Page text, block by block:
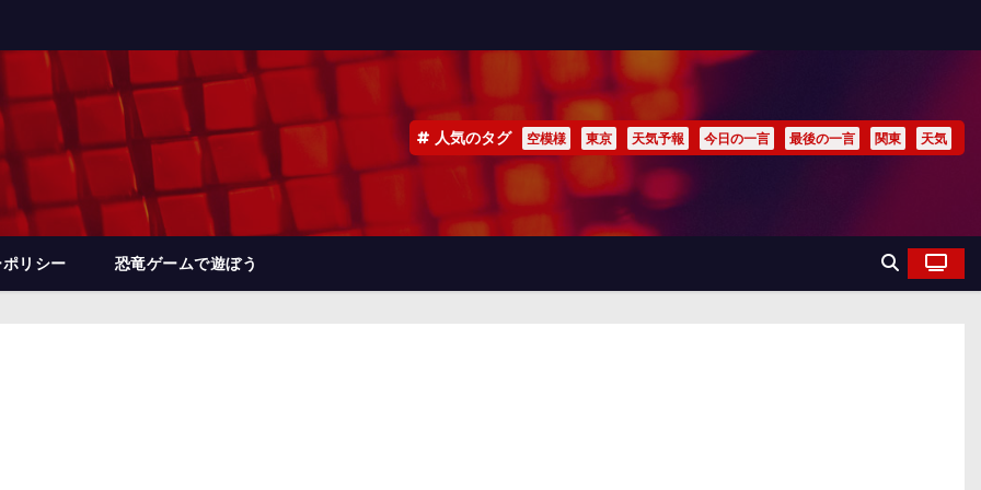
人気のタグ 空模様 東京 天気予報 今日の一言 最後の一言 関東 天気
リシー 恐竜ゲームで遊ぼう